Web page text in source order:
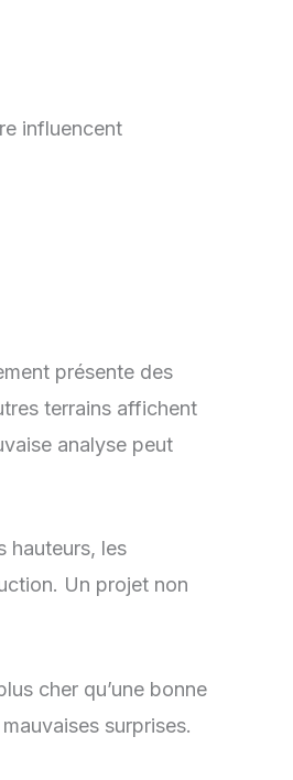
influencent
présente des
terrains affichent
analyse peut
hauteurs, les
Un projet non
cher qu’une bonne
surprises.